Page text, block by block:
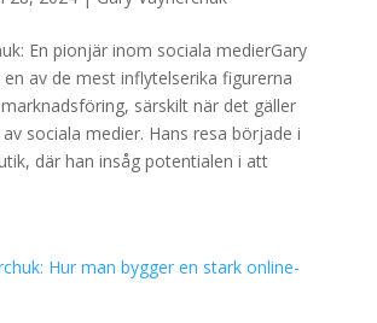
En pionjär inom sociala medierGary
en av de mest inflytelserika figurerna
särskilt när det gäller
sociala medier. Hans resa började i
där han insåg potentialen i att